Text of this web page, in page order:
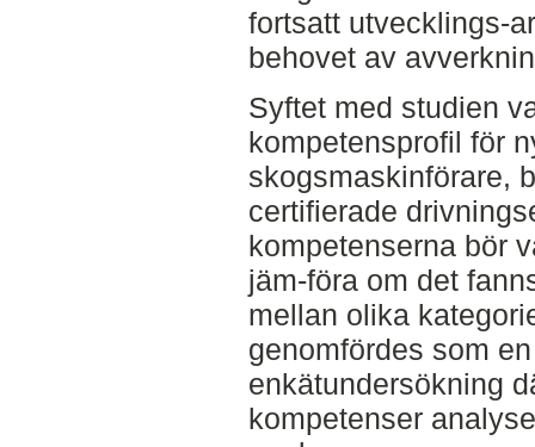
fortsatt utvecklings-
behovet av
Syftet med studien
kompetensprofil för
skogsmaskinförare,
certifierade
kompetenserna bör
jäm-föra om det
mellan olika
genomfördes som
enkätundersökning
kompetenser